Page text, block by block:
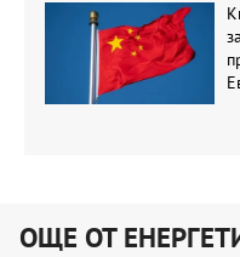
ОЩЕ ОТ